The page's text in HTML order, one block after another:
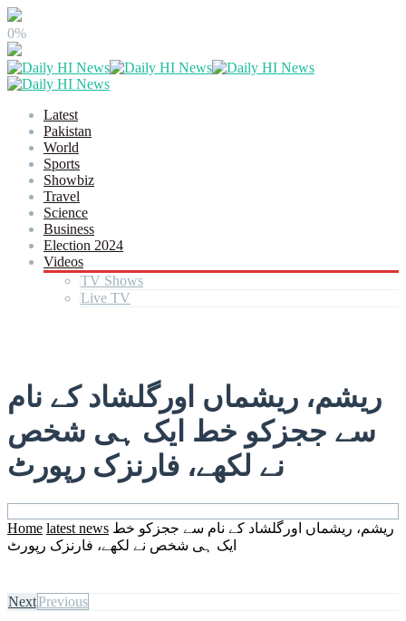
0%
Latest
Pakistan
World
Sports
Showbiz
Travel
Science
Business
Election 2024
Videos
TV Shows
Live TV
ریشم، ریشماں اورگلشاد کے نام
سے ججزکو خط ایک ہی شخص
نے لکھے، فارنزک رپورٹ
Home latest news ریشم، ریشماں اورگلشاد کے نام سے ججزکو خط
ایک ہی شخص نے لکھے، فارنزک رپورٹ
NextPrevious